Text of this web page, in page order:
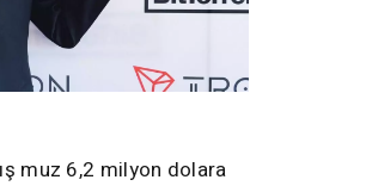
muz 6,2 milyon dolara